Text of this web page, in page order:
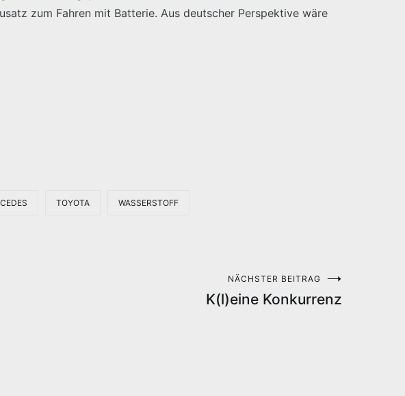
zum Fahren mit Batterie. Aus deutscher Perspektive wäre
TOYOTA WASSERSTOFF
NÄCHSTER BEITRAG
K(l)eine Konkurrenz